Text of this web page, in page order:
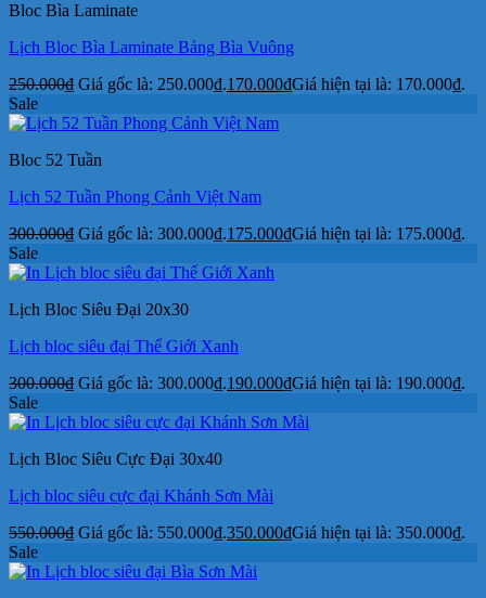
Bloc Bìa Laminate
Lịch Bloc Bìa Laminate Bảng Bìa Vuông
250.000₫ Giá gốc là: 250.000₫.170.000₫Giá hiện tại là: 170.000₫.
Sale
Bloc 52 Tuần
Lịch 52 Tuần Phong Cảnh Việt Nam
300.000₫ Giá gốc là: 300.000₫.175.000₫Giá hiện tại là: 175.000₫.
Sale
Lịch Bloc Siêu Đại 20x30
Lịch bloc siêu đại Thế Giới Xanh
300.000₫ Giá gốc là: 300.000₫.190.000₫Giá hiện tại là: 190.000₫.
Sale
Lịch Bloc Siêu Cực Đại 30x40
Lịch bloc siêu cực đại Khánh Sơn Mài
550.000₫ Giá gốc là: 550.000₫.350.000₫Giá hiện tại là: 350.000₫.
Sale